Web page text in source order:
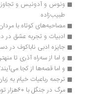
طبیب‌زاده
مصاحبه‌های کوتاه با
ادبیات و تجربه‌ عشق در
جایزه ادبی ناباکوف در
و اما از سه‌راه آذری تا
و اما قصه‌ها از کجا
ترجمه رباعیات خیام به
مرگ در جنگل با 60هزار تومان!